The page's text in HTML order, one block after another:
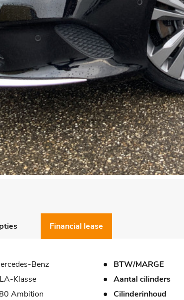
Financial lease
Benz
Klasse
Ambition
BTW/MARGE
Aantal cilinders
Cilinderinhoud